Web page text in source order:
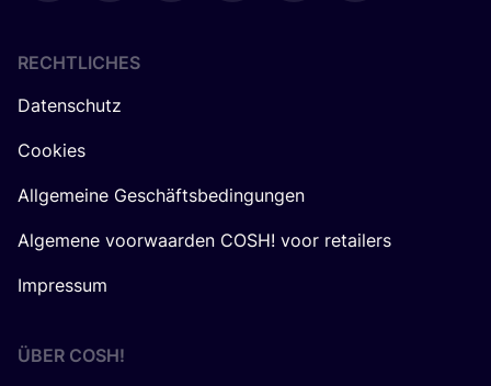
RECHTLICHES
Datenschutz
Cookies
Allgemeine Geschäftsbedingungen
Algemene voorwaarden COSH! voor retailers
Impressum
ÜBER COSH!